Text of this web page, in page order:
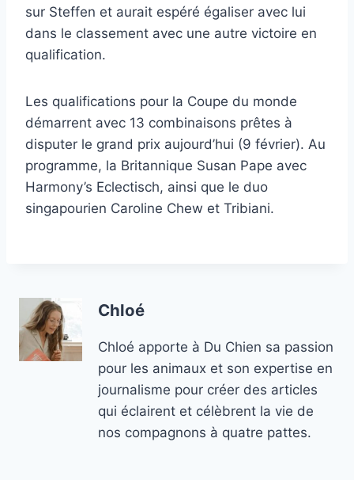
sur Steffen et aurait espéré égaliser avec lui
dans le classement avec une autre victoire en
qualification.
Les qualifications pour la Coupe du monde
démarrent avec 13 combinaisons prêtes à
disputer le grand prix aujourd’hui (9 février). Au
programme, la Britannique Susan Pape avec
Harmony’s Eclectisch, ainsi que le duo
singapourien Caroline Chew et Tribiani.
Chloé
Chloé apporte à Du Chien sa passion
pour les animaux et son expertise en
journalisme pour créer des articles
qui éclairent et célèbrent la vie de
nos compagnons à quatre pattes.